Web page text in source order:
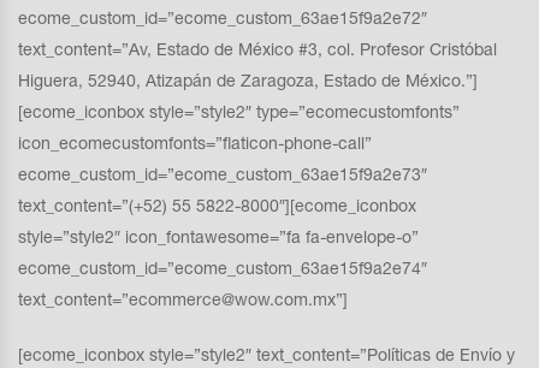
ecome_custom_id=”ecome_custom_63ae15f9a2e72″
text_content=”Av, Estado de México #3, col. Profesor Cristóbal
Higuera, 52940, Atizapán de Zaragoza, Estado de México.”]
[ecome_iconbox style=”style2″ type=”ecomecustomfonts”
icon_ecomecustomfonts=”flaticon-phone-call”
ecome_custom_id=”ecome_custom_63ae15f9a2e73″
text_content=”(+52) 55 5822-8000″][ecome_iconbox
style=”style2″ icon_fontawesome=”fa fa-envelope-o”
ecome_custom_id=”ecome_custom_63ae15f9a2e74″
text_content=”ecommerce@wow.com.mx”]
[ecome_iconbox style=”style2″ text_content=”Políticas de Envío y